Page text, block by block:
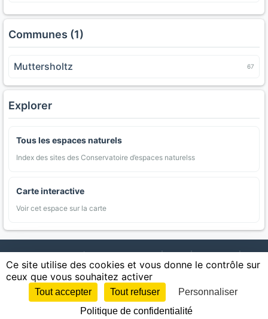
Communes (1)
Muttersholtz 67
Explorer
Tous les espaces naturels
Index des sites des Conservatoire d’espaces naturelss
Carte interactive
Voir cet espace sur la carte
AgriMap — Données agricoles ouvertes | Carte | Communes |
Appellations | Regions | Cultures | Zones protégées | Forets |
Littoral | Espaces naturels | Statistiques
| Confidentialite | CGU | CGV Cookies
Sources : IGN, INSEE, Météo-France, SAFER, INRAE, BRGM, INAO, Ministère de
l'Agriculture
Ce site utilise des cookies et vous donne le contrôle sur
ceux que vous souhaitez activer
Tout accepter Tout refuser
Personnaliser
Politique de confidentialité